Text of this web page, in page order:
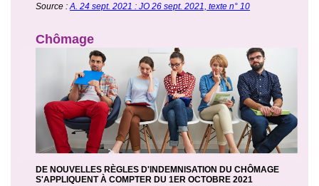
Source :A. 24 sept. 2021 : JO 26 sept. 2021, texte n° 10
Chômage
DE NOUVELLES RÈGLES D'INDEMNISATION DU CHÔMAGE
S'APPLIQUENT À COMPTER DU 1ER OCTOBRE 2021